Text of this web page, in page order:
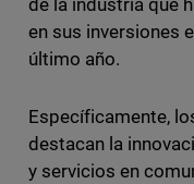
de la industria que
en sus inversiones
último año.
Específicamente,
destacan la
y servicios en